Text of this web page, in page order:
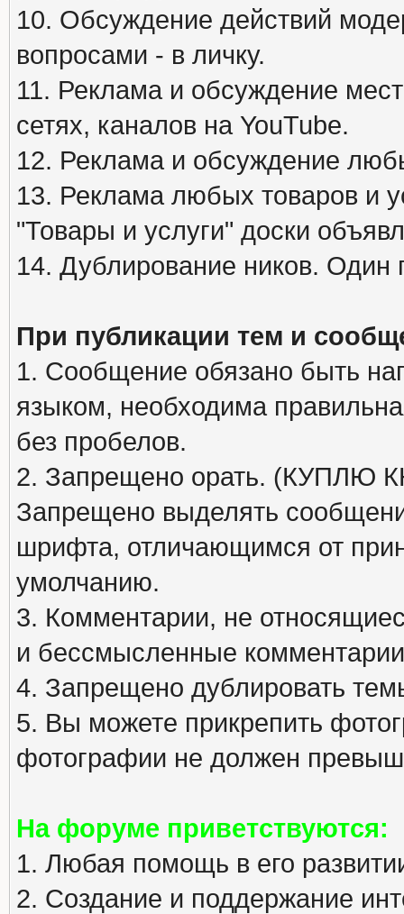
10. Обсуждение действий
вопросами - в личку.
11. Реклама и обсуждение
сетях, каналов на YouTube.
12. Реклама и обсуждение
13. Реклама любых товаров и
"Товары и услуги" доски
14. Дублирование ников. Один
При публикации тем и
1. Сообщение обязано быть
языком, необходима
без пробелов.
2. Запрещено орать. (КУПЛЮ
Запрещено выделять
шрифта, отличающимся от
умолчанию.
3. Комментарии, не
и бессмысленные
4. Запрещено дублировать
5. Вы можете прикрепить
фотографии не должен
На форуме приветствуются:
1. Любая помощь в его
2. Создание и поддержание